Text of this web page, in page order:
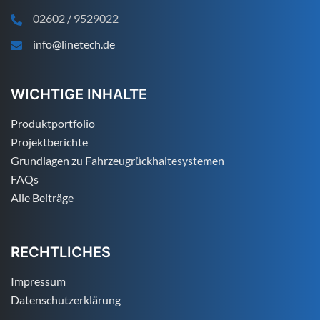
02602 / 9529022
info@linetech.de
WICHTIGE INHALTE
Produktportfolio
Projektberichte
Grundlagen zu Fahrzeugrückhaltesystemen
FAQs
Alle Beiträge
RECHTLICHES
Impressum
Datenschutzerklärung